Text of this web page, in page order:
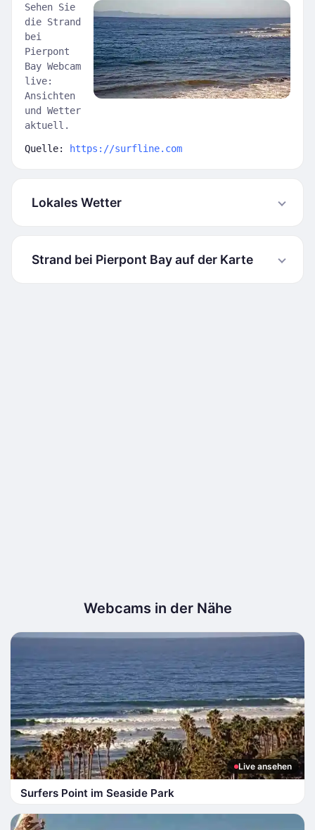
Sehen Sie
die Strand
bei
Pierpont
Bay Webcam
live:
Ansichten
und Wetter
aktuell.
Quelle: https://surfline.com
Lokales Wetter
Strand bei Pierpont Bay auf der Karte
Webcams in der Nähe
Live ansehen
Surfers Point im Seaside Park